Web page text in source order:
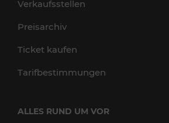
Verkaufsstellen
Preisarchiv
Ticket kaufen
Tarifbestimmungen
ALLES RUND UM VOR